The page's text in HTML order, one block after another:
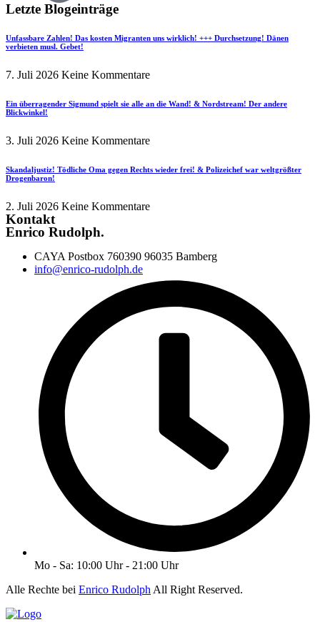
Letzte Blogeinträge
Unfassbare Zahlen! Das kosten Migranten uns wirklich! +++ Durchsetzung! Dänen
verbieten musl. Gebet!
7. Juli 2026 Keine Kommentare
Ein überragender Sigmund spielt sie alle an die Wand! & Nordstream! Der andere
Blickwinkel!
3. Juli 2026 Keine Kommentare
Skandaljustiz! Tödliche Oma gegen Rechts wieder frei! & Polizeichef war weltgrößter
Drogenbaron!
2. Juli 2026 Keine Kommentare
Kontakt
Enrico Rudolph.
CAYA Postbox 760390 96035 Bamberg
info@enrico-rudolph.de
Mo - Sa: 10:00 Uhr - 21:00 Uhr
Alle Rechte bei Enrico Rudolph All Right Reserved.